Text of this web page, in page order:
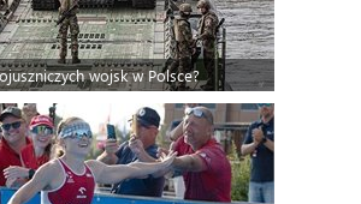
wojsk w Polsce?